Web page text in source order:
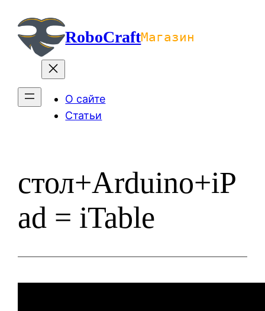
содержимомуRoboCraftМагазин
О сайте
Статьи
стол+Arduino+iP
ad = iTable